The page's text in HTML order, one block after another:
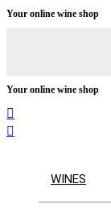
Your online wine shop
Your online wine shop


WINES